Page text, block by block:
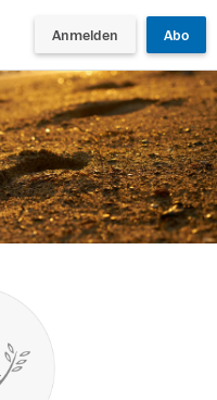
Anmelden Abo